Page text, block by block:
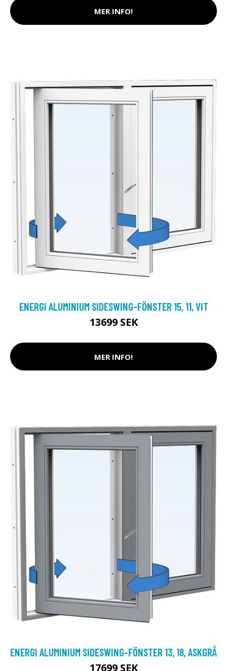
MER INFO!
ENERGI ALUMINIUM SIDESWING-FÖNSTER 15, 11, VIT
13699 SEK
MER INFO!
ENERGI ALUMINIUM SIDESWING-FÖNSTER 13, 18, ASKGRÅ
17699 SEK